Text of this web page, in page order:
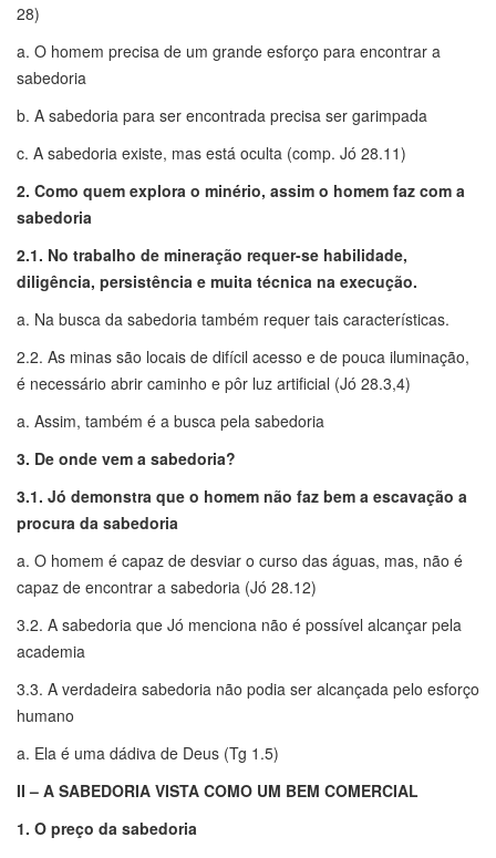
28)
a. O homem precisa de um grande esforço para encontrar a
sabedoria
b. A sabedoria para ser encontrada precisa ser garimpada
c. A sabedoria existe, mas está oculta (comp. Jó 28.11)
2. Como quem explora o minério, assim o homem faz com a
sabedoria
2.1. No trabalho de mineração requer-se habilidade,
diligência, persistência e muita técnica na execução.
a. Na busca da sabedoria também requer tais características.
2.2. As minas são locais de difícil acesso e de pouca iluminação,
é necessário abrir caminho e pôr luz artificial (Jó 28.3,4)
a. Assim, também é a busca pela sabedoria
3. De onde vem a sabedoria?
3.1. Jó demonstra que o homem não faz bem a escavação a
procura da sabedoria
a. O homem é capaz de desviar o curso das águas, mas, não é
capaz de encontrar a sabedoria (Jó 28.12)
3.2. A sabedoria que Jó menciona não é possível alcançar pela
academia
3.3. A verdadeira sabedoria não podia ser alcançada pelo esforço
humano
a. Ela é uma dádiva de Deus (Tg 1.5)
II – A SABEDORIA VISTA COMO UM BEM COMERCIAL
1. O preço da sabedoria